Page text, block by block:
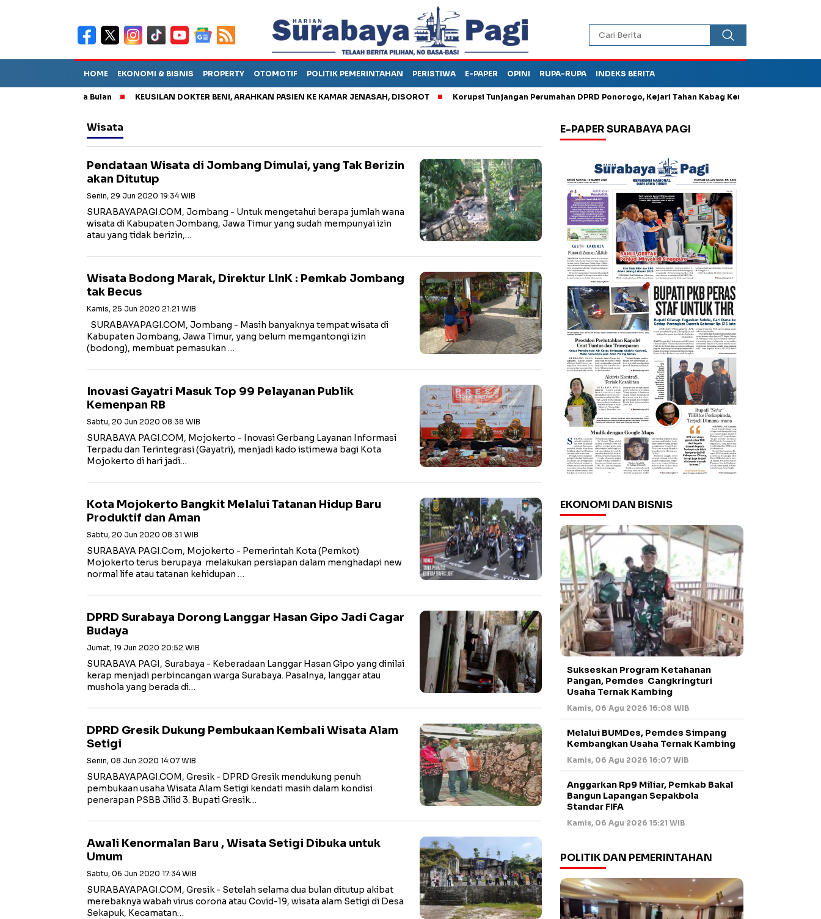
HOME EKONOMI & BISNIS PROPERTY OTOMOTIF POLITIK PEMERINTAHAN PERISTIWA E-PAPER OPINI RUPA-RUPA INDEKS BERITA
Bertahan Dua Bulan KEUSILAN DOKTER BENI, ARAHKAN PASIEN KE KAMAR JENASAH, DISOROT Korupsi Tunjangan Perumahan DPRD Ponorogo, Kejari Tahan Kabag Keuangan Sekwan
Wisata
Pendataan Wisata di Jombang Dimulai, yang Tak Berizin
akan Ditutup
Senin, 29 Jun 2020 19:34 WIB
SURABAYAPAGI.COM, Jombang - Untuk mengetahui berapa jumlah wana
wisata di Kabupaten Jombang, Jawa Timur yang sudah mempunyai izin
atau yang tidak berizin,…
Wisata Bodong Marak, Direktur LInK : Pemkab Jombang
tak Becus
Kamis, 25 Jun 2020 21:21 WIB
SURABAYAPAGI.COM, Jombang - Masih banyaknya tempat wisata di
Kabupaten Jombang, Jawa Timur, yang belum memgantongi izin
(bodong), membuat pemasukan …
Inovasi Gayatri Masuk Top 99 Pelayanan Publik
Kemenpan RB
Sabtu, 20 Jun 2020 08:38 WIB
SURABAYA PAGI.COM, Mojokerto - Inovasi Gerbang Layanan Informasi
Terpadu dan Terintegrasi (Gayatri), menjadi kado istimewa bagi Kota
Mojokerto di hari jadi…
Kota Mojokerto Bangkit Melalui Tatanan Hidup Baru
Produktif dan Aman
Sabtu, 20 Jun 2020 08:31 WIB
SURABAYA PAGI.Com, Mojokerto - Pemerintah Kota (Pemkot)
Mojokerto terus berupaya melakukan persiapan dalam menghadapi new
normal life atau tatanan kehidupan …
DPRD Surabaya Dorong Langgar Hasan Gipo Jadi Cagar
Budaya
Jumat, 19 Jun 2020 20:52 WIB
SURABAYA PAGI, Surabaya - Keberadaan Langgar Hasan Gipo yang dinilai
kerap menjadi perbincangan warga Surabaya. Pasalnya, langgar atau
mushola yang berada di…
DPRD Gresik Dukung Pembukaan Kembali Wisata Alam
Setigi
Senin, 08 Jun 2020 14:07 WIB
SURABAYAPAGI.COM, Gresik - DPRD Gresik mendukung penuh
pembukaan usaha Wisata Alam Setigi kendati masih dalam kondisi
penerapan PSBB Jilid 3. Bupati Gresik…
Awali Kenormalan Baru , Wisata Setigi Dibuka untuk
Umum
Sabtu, 06 Jun 2020 17:34 WIB
SURABAYAPAGI.COM, Gresik - Setelah selama dua bulan ditutup akibat
merebaknya wabah virus corona atau Covid-19, wisata alam Setigi di Desa
Sekapuk, Kecamatan…
E-PAPER SURABAYA PAGI
EKONOMI DAN BISNIS
Sukseskan Program Ketahanan
Pangan, Pemdes Cangkringturi
Usaha Ternak Kambing
Kamis, 06 Agu 2026 16:08 WIB
Melalui BUMDes, Pemdes Simpang
Kembangkan Usaha Ternak Kambing
Kamis, 06 Agu 2026 16:07 WIB
Anggarkan Rp9 Miliar, Pemkab Bakal
Bangun Lapangan Sepakbola
Standar FIFA
Kamis, 06 Agu 2026 15:21 WIB
POLITIK DAN PEMERINTAHAN